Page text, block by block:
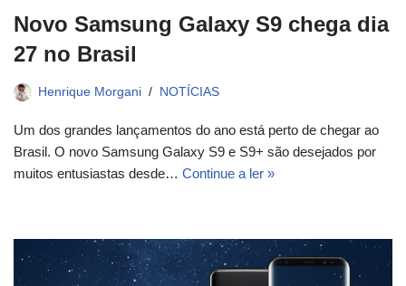
Novo Samsung Galaxy S9 chega dia
27 no Brasil
Henrique Morgani NOTÍCIAS
Um dos grandes lançamentos do ano está perto de chegar ao
Brasil. O novo Samsung Galaxy S9 e S9+ são desejados por
muitos entusiastas desde… Continue a ler »